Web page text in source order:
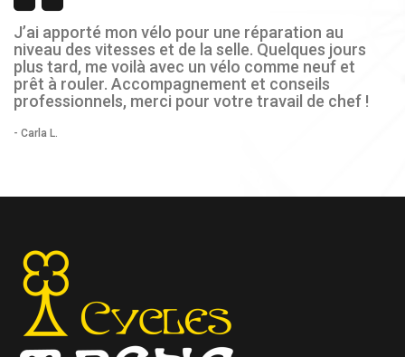
J’ai apporté mon vélo pour une réparation au
niveau des vitesses et de la selle. Quelques jours
plus tard, me voilà avec un vélo comme neuf et
prêt à rouler. Accompagnement et conseils
professionnels, merci pour votre travail de chef !
- Carla L.